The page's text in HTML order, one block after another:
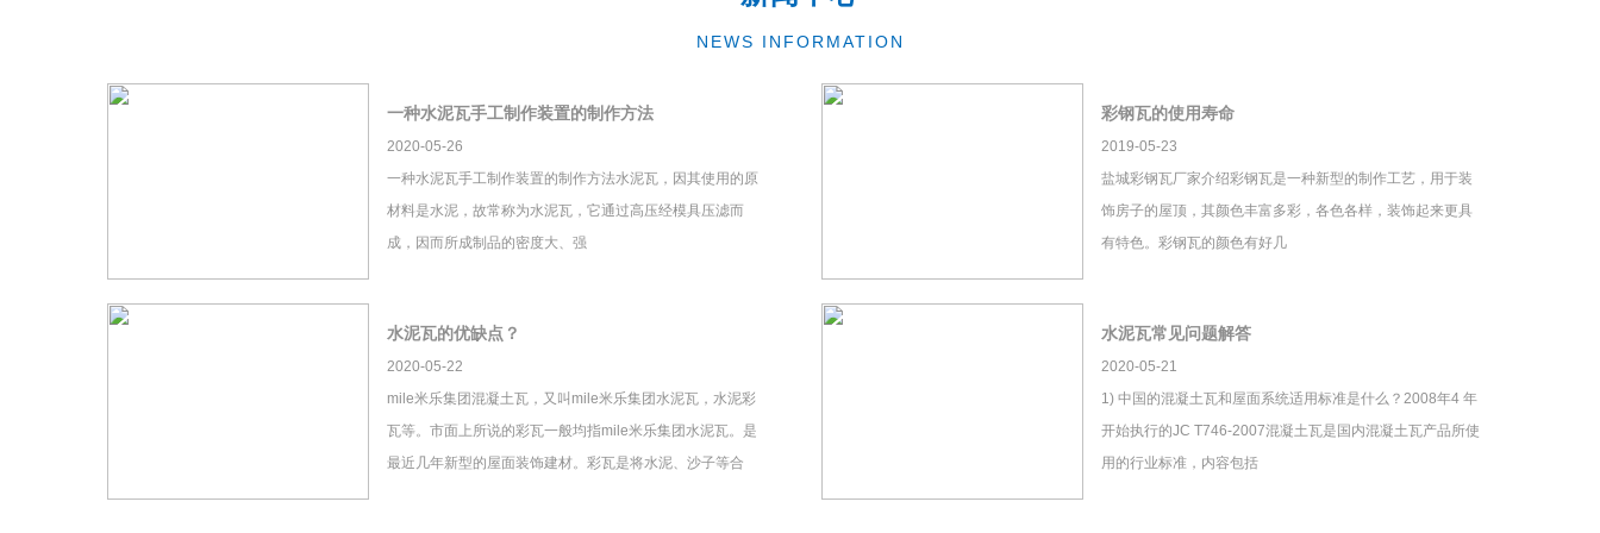
NEWS INFORMATION
一种水泥瓦手工制作装置的制作方法
2020-05-26
一种水泥瓦手工制作装置的制作方法水泥瓦，因其使用的原
材料是水泥，故常称为水泥瓦，它通过高压经模具压滤而
成，因而所成制品的密度大、强
彩钢瓦的使用寿命
2019-05-23
盐城彩钢瓦厂家介绍彩钢瓦是一种新型的制作工艺，用于装
饰房子的屋顶，其颜色丰富多彩，各色各样，装饰起来更具
有特色。彩钢瓦的颜色有好几
水泥瓦的优缺点？
2020-05-22
mile米乐集团混凝土瓦，又叫mile米乐集团水泥瓦，水泥彩
瓦等。市面上所说的彩瓦一般均指mile米乐集团水泥瓦。是
最近几年新型的屋面装饰建材。彩瓦是将水泥、沙子等合
水泥瓦常见问题解答
2020-05-21
1) 中国的混凝土瓦和屋面系统适用标准是什么？2008年4 年
开始执行的JC T746-2007混凝土瓦是国内混凝土瓦产品所使
用的行业标准，内容包括